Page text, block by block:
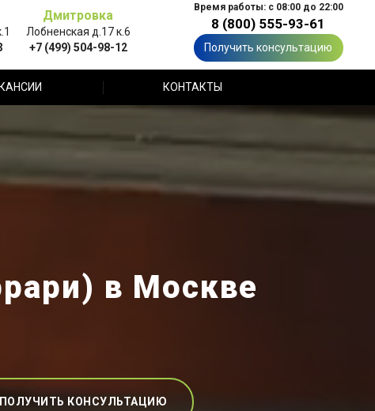
Дмитровка
Лобненская д.17 к.6
+7 (499) 504-98-12
Время работы: с 08:00 до 22:00
8 (800) 555-93-61
Получить консультацию
КОНТАКТЫ
в Москве
ПОЛУЧИТЬ КОНСУЛЬТАЦИЮ